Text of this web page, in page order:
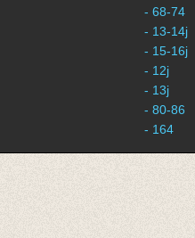
- 68-74
- 13-14j
- 15-16j
- 12j
- 13j
- 80-86
- 164